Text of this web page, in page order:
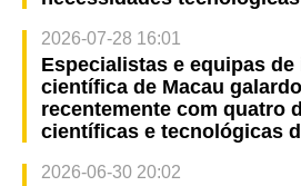
2026-07-28 16:01
Especialistas e equipas
científica de Macau
recentemente com quatro
científicas e tecnológicas
2026-06-30 20:02